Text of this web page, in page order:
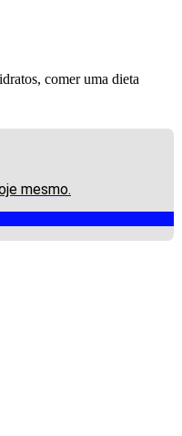
comer uma dieta
mesmo.